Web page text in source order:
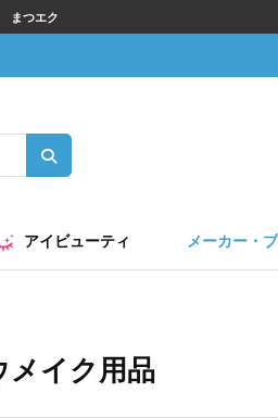
まつエク
アイビューティ メーカー・
メイク用品